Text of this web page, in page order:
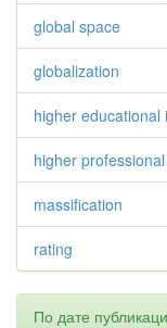
global space
globalization
higher educational
higher
massification
rating
По дате